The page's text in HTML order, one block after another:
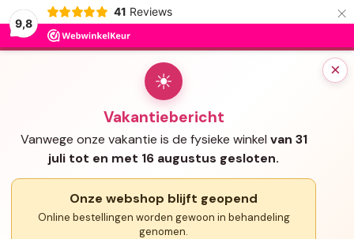
9,8
41 Reviews ×
×
☀
Vakantiebericht
Vanwege onze vakantie is de fysieke winkel van 31
juli tot en met 16 augustus gesloten.
Onze webshop blijft geopend
Online bestellingen worden gewoon in behandeling
genomen.